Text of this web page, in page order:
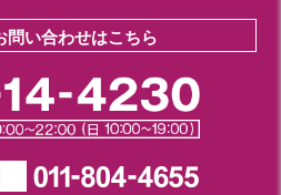
問い合わせはこちら